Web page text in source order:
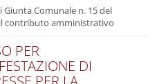
Giunta Comunale n. 15 del
contributo amministrativo
PER
DI